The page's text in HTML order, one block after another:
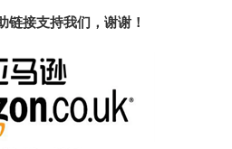
链接支持我们，谢谢！